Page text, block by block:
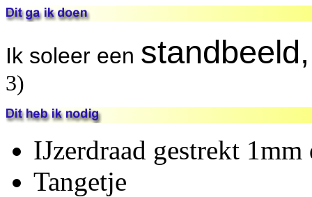
Ik soleer een
3)
IJzerdraad gestrekt
Tangetje